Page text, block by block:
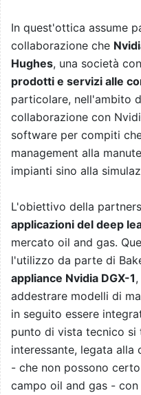
In quest'ottica assume
collaborazione che
Hughes, una società
prodotti e servizi alle
particolare, nell'ambito
collaborazione con
software per compiti
management alla
impianti sino alla
L'obiettivo della
applicazioni del deep
mercato oil and gas.
l'utilizzo da parte di
appliance Nvidia DGX-1
addestrare modelli di
in seguito essere
punto di vista tecnico
interessante, legata
- che non possono
campo oil and gas -